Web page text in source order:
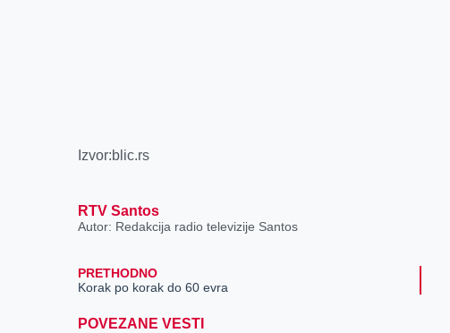
Izvor:blic.rs
RTV Santos
Autor: Redakcija radio televizije Santos
PRETHODNO
Korak po korak do 60 evra
POVEZANE VESTI